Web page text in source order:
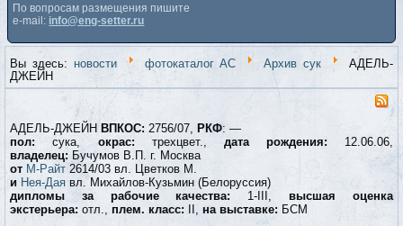
По вопросам размещения пишите
e-mail: info@eng-setter.ru
Вы здесь: новости фотокаталог АС Архив сук
АДЕЛЬ-
ДЖЕЙН
АДЕЛЬ-ДЖЕЙН ВПКОС: 2756/07, РКФ: —
пол: сука,окрас: трехцвет.,дата рождения: 12.06.06,
владелец: Бучумов В.П. г. Москва
от М-Райт 2614/03 вл. Цветков М.
и Нея-Дая вл. Михайлов-Кузьмин (Белоруссия)
дипломы за рабочие качества: 1-III, высшая оценка
экстерьера: отл.,плем. класс: II,на выставке: БСМ